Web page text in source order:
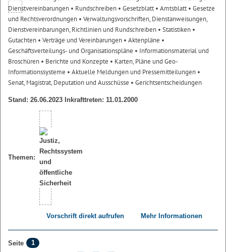
Dienstvereinbarungen • Rundschreiben • Gesetzblatt• Amtsblatt• Gesetze
und Rechtsverordnungen • Verwaltungsvorschriften, Dienstanweisungen,
Dienstvereinbarungen, Richtlinien und Rundschreiben • Statistiken •
Gutachten • Verträge und Vereinbarungen • Aktenpläne •
Geschäftsverteilungs- und Organisationspläne • Informationsmaterial und
Broschüren • Berichte und Konzepte • Karten, Pläne und Geo-
Informationssysteme • Aktuelle Meldungen und Pressemitteilungen •
Senat, Magistrat, Deputation und Ausschüsse • Gerichtsentscheidungen
Stand: 26.06.2023 Inkrafttreten: 11.01.2000
Themen:
Vorschrift direkt aufrufen Mehr Informationen
Seite
1